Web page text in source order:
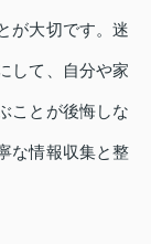
が大切です。迷
して、自分や家
ことが後悔しな
な情報収集と整